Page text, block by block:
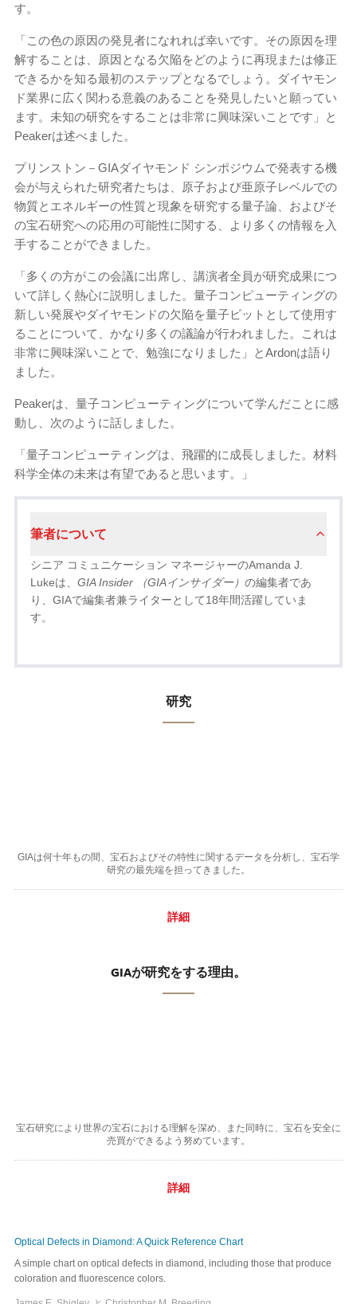
す。
「この色の原因の発見者になれれば幸いです。その原因を理
解することは、原因となる欠陥をどのように再現または修正
できるかを知る最初のステップとなるでしょう。ダイヤモン
ド業界に広く関わる意義のあることを発見したいと願ってい
ます。未知の研究をすることは非常に興味深いことです」と
Peakerは述べました。
プリンストン－GIAダイヤモンド シンポジウムで発表する機
会が与えられた研究者たちは、原子および亜原子レベルでの
物質とエネルギーの性質と現象を研究する量子論、およびそ
の宝石研究への応用の可能性に関する、より多くの情報を入
手することができました。
「多くの方がこの会議に出席し、講演者全員が研究成果につ
いて詳しく熱心に説明しました。量子コンピューティングの
新しい発展やダイヤモンドの欠陥を量子ビットとして使用す
ることについて、かなり多くの議論が行われました。これは
非常に興味深いことで、勉強になりました」とArdonは語り
ました。
Peakerは、量子コンピューティングについて学んだことに感
動し、次のように話しました。
「量子コンピューティングは、飛躍的に成長しました。材料
科学全体の未来は有望であると思います。」
筆者について
シニア コミュニケーション マネージャーのAmanda J.
Lukeは、 GIA Insider （GIAインサイダー） の編集者であ
り、GIAで編集者兼ライターとして18年間活躍していま
す。
研究
GIAは何十年もの間、宝石およびその特性に関するデータを分析し、宝石学
研究の最先端を担ってきました。
詳細
GIAが研究をする理由。
宝石研究により世界の宝石における理解を深め、また同時に、宝石を安全に
売買ができるよう努めています。
詳細
Optical Defects in Diamond: A Quick Reference Chart
A simple chart on optical defects in diamond, including those that produce
coloration and fluorescence colors.